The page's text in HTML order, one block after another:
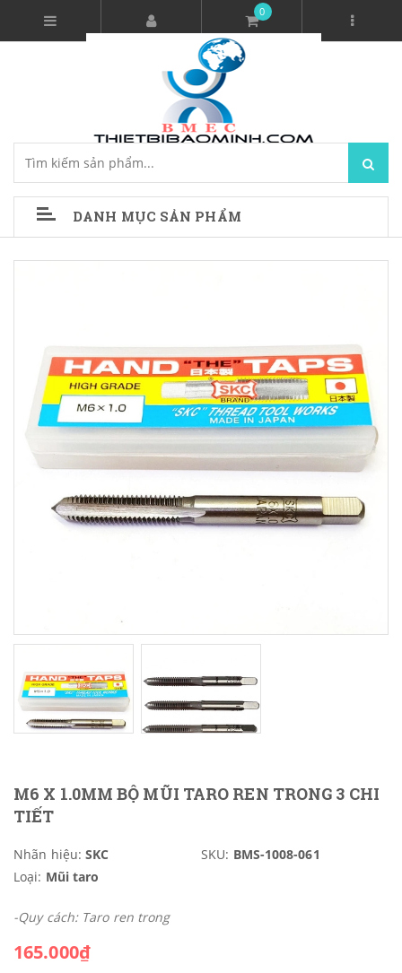
0
DANH MỤC SẢN PHẨM
M6 X 1.0MM BỘ MŨI TARO REN TRONG 3 CHI
TIẾT
Nhãn hiệu: SKC SKU: BMS-1008-061
Loại: Mũi taro
-Quy cách: Taro ren trong
165.000₫